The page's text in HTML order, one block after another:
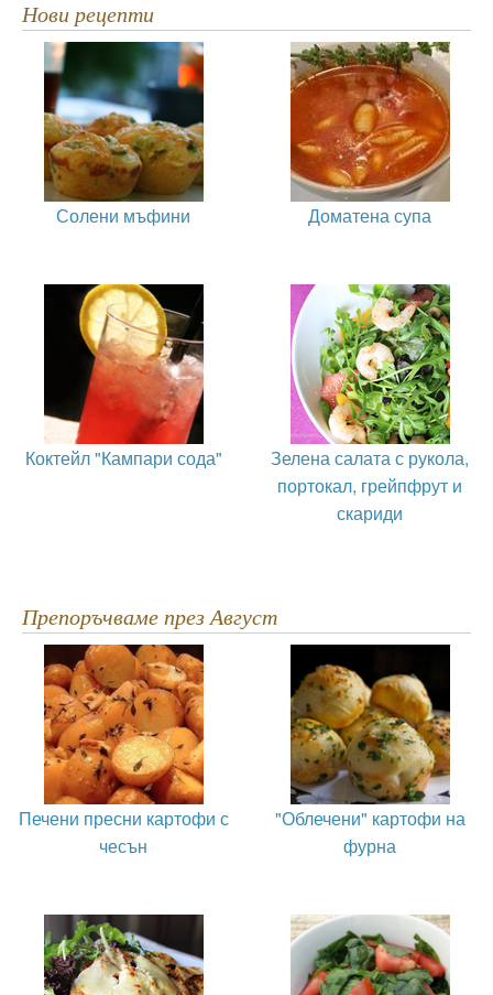
Нови рецепти
Солени мъфини Доматена супа
Коктейл "Кампари сода"
Зелена салата с рукола,
портокал, грейпфрут и
скариди
Препоръчваме през Август
Печени пресни картофи с
чесън
"Облечени" картофи на
фурна